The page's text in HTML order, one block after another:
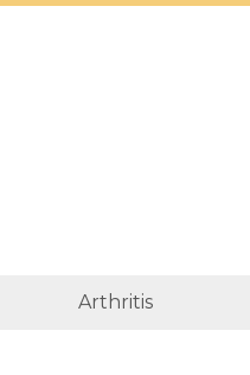
Arthritis